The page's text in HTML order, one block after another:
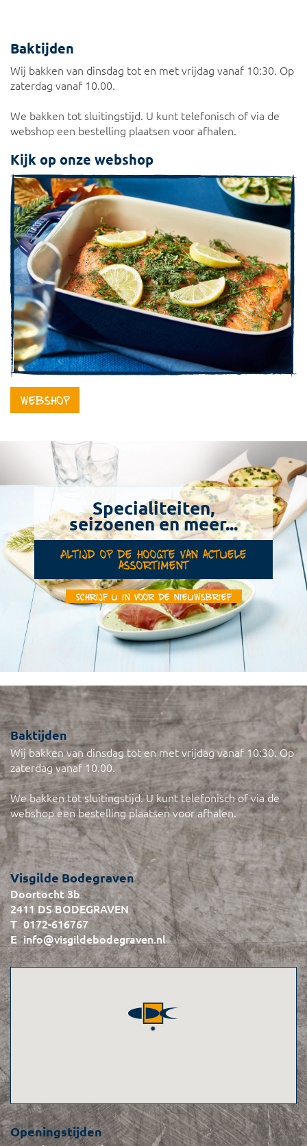
Baktijden
Wij bakken van dinsdag tot en met vrijdag vanaf 10:30. Op
zaterdag vanaf 10.00.
We bakken tot sluitingstijd. U kunt telefonisch of via de
webshop een bestelling plaatsen voor afhalen.
Kijk op onze webshop
Webshop
Specialiteiten,
seizoenen en meer...
Altijd op de hoogte van actuele
assortiment
Schrijf u in voor de nieuwsbrief
Baktijden
Wij bakken van dinsdag tot en met vrijdag vanaf 10:30. Op
zaterdag vanaf 10.00.
We bakken tot sluitingstijd. U kunt telefonisch of via de
webshop een bestelling plaatsen voor afhalen.
Visgilde Bodegraven
Doortocht 3b
2411 DS BODEGRAVEN
0172-616767
info@visgildebodegraven.nl
Openingstijden